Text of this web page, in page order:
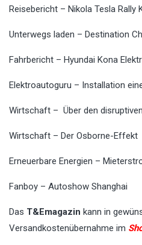
Reisebericht – Nikola Tesla Rally
Unterwegs laden – Destination
Fahrbericht – Hyundai Kona
Elektroautoguru – Installation
Wirtschaft – Über den
Wirtschaft – Der Osborne-Effekt
Erneuerbare Energien –
Fanboy – Autoshow Shanghai
Das T&Emagazin kann in
Versandkostenübernahme im